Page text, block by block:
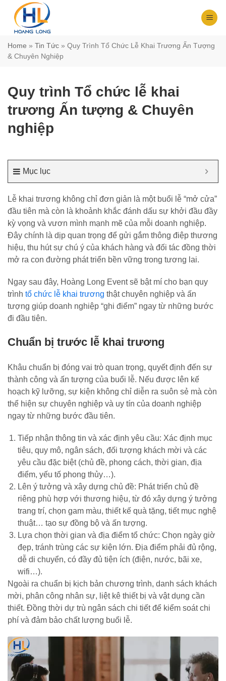
Chuyển
dungHome » Tin Tức » Quy Trình Tổ Chức Lễ Khai Trương Ấn Tượng
& Chuyên Nghiệp
Quy trình Tổ chức lễ khai
trương Ấn tượng & Chuyên
nghiệp
Mục lục
Lễ khai trương không chỉ đơn giản là một buổi lễ “mở cửa”
đầu tiên mà còn là khoảnh khắc đánh dấu sự khởi đầu đầy
kỳ vọng và vươn mình mạnh mẽ của mỗi doanh nghiệp.
Đây chính là dịp quan trọng để gửi gắm thông điệp thương
hiệu, thu hút sự chú ý của khách hàng và đối tác đồng thời
mở ra con đường phát triển bền vững trong tương lai.
Ngay sau đây, Hoàng Long Event sẽ bật mí cho bạn quy
trình tổ chức lễ khai trương thật chuyên nghiệp và ấn
tượng giúp doanh nghiệp “ghi điểm” ngay từ những bước
đi đầu tiên.
Chuẩn bị trước lễ khai trương
Khâu chuẩn bị đóng vai trò quan trọng, quyết định đến sự
thành công và ấn tượng của buổi lễ. Nếu được lên kế
hoạch kỹ lưỡng, sự kiện không chỉ diễn ra suôn sẻ mà còn
thể hiện sự chuyên nghiệp và uy tín của doanh nghiệp
ngay từ những bước đầu tiên.
Tiếp nhận thông tin và xác định yêu cầu: Xác định mục
tiêu, quy mô, ngân sách, đối tượng khách mời và các
yêu cầu đặc biệt (chủ đề, phong cách, thời gian, địa
điểm, yếu tố phong thủy…).
Lên ý tưởng và xây dựng chủ đề: Phát triển chủ đề
riêng phù hợp với thương hiệu, từ đó xây dựng ý tưởng
trang trí, chọn gam màu, thiết kế quà tặng, tiết mục nghệ
thuật… tạo sự đồng bộ và ấn tượng.
Lựa chọn thời gian và địa điểm tổ chức: Chọn ngày giờ
đẹp, tránh trùng các sự kiện lớn. Địa điểm phải đủ rộng,
dễ di chuyển, có đầy đủ tiện ích (điện, nước, bãi xe,
wifi…).
Ngoài ra chuẩn bị kịch bản chương trình, danh sách khách
mời, phân công nhân sự, liệt kê thiết bị và vật dụng cần
thiết. Đồng thời dự trù ngân sách chi tiết để kiểm soát chi
phí và đảm bảo chất lượng buổi lễ.